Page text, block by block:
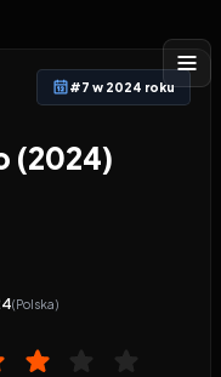
#7 w 2024 roku
(2024)
(Polska)